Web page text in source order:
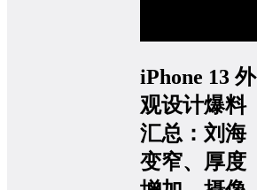
iPhone 13 外
观设计爆料
汇总：刘海
变窄、厚度